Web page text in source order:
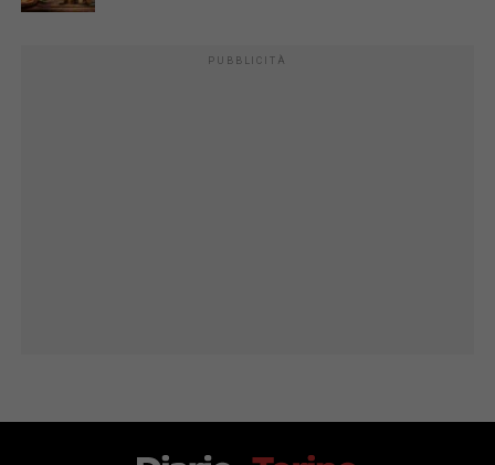
PUBBLICITÀ